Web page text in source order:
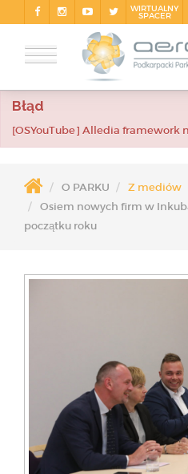
WIRTUALNY
SPACER
Błąd
[OSYouTube] Alledia framework
O PARKU
Z mediów
Osiem nowych firm w
początku roku